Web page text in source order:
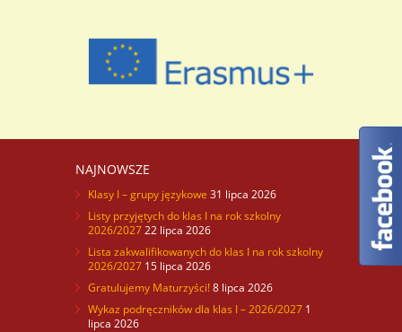
o bolesławieckich pomnikach przyrody, poszukiwań
teatralnych oraz tanecznych. W międzyczasie mieli
szansę integracji w trakcie ćwiczeń ..
NAJNOWSZE
Klasy I – grupy językowe 31 lipca 2026
Listy przyjętych do klas I na rok szkolny
2026/202722 lipca 2026
Lista zakwalifikowanych do klas I na rok szkolny
2026/2027 15 lipca 2026
Gratulujemy Maturzyści!8 lipca 2026
Wykaz podręczników dla klas I – 2026/2027 1
lipca 2026